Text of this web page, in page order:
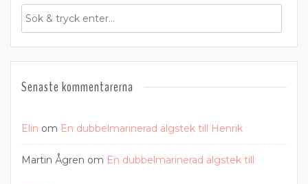
Senaste kommentarerna
Elin om En dubbelmarinerad älgstek till Henrik
Martin Ågren om En dubbelmarinerad älgstek till